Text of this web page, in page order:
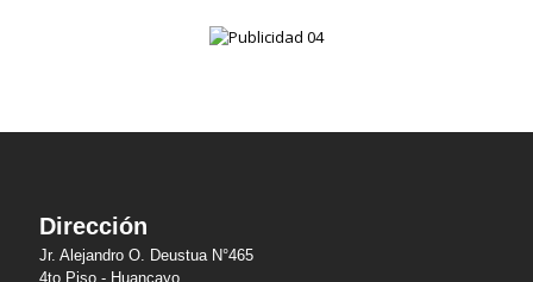
Dirección
Jr. Alejandro O. Deustua N°465
4to Piso - Huancayo